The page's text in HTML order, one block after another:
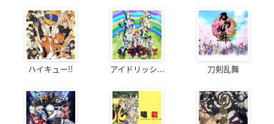
ハイキュー!! アイドリッシ... 刀剣乱舞